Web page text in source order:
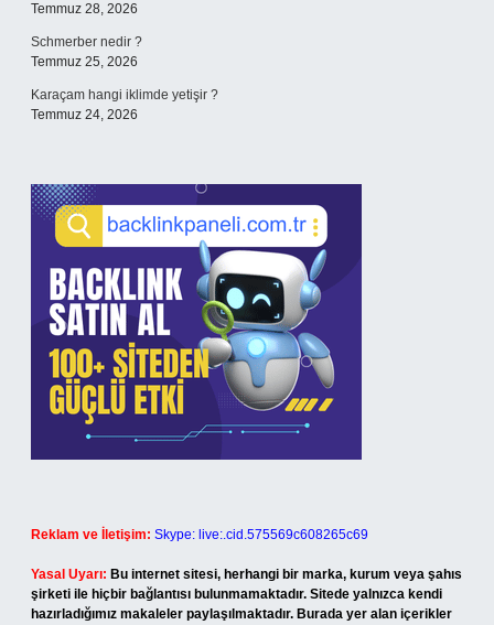
Temmuz 28, 2026
Schmerber nedir ?
Temmuz 25, 2026
Karaçam hangi iklimde yetişir ?
Temmuz 24, 2026
Reklam ve İletişim: Skype: live:.cid.575569c608265c69
Yasal Uyarı: Bu internet sitesi, herhangi bir marka, kurum veya şahıs
şirketi ile hiçbir bağlantısı bulunmamaktadır. Sitede yalnızca kendi
hazırladığımız makaleler paylaşılmaktadır. Burada yer alan içerikler